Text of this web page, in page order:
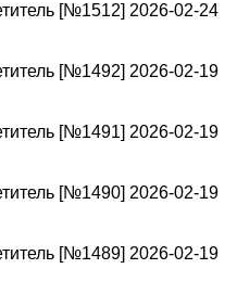
[№1512] 2026-02-24
[№1492] 2026-02-19
[№1491] 2026-02-19
[№1490] 2026-02-19
[№1489] 2026-02-19